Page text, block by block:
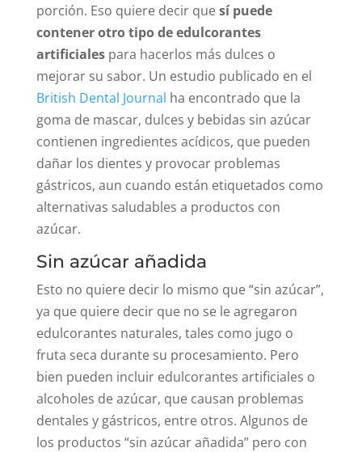
porción. Eso quiere decir quesí puede
contener otro tipo de edulcorantes
artificialespara hacerlos más dulces o
mejorar su sabor. Un estudio publicado en el
British Dental Journal ha encontrado que la
goma de mascar, dulces y bebidas sin azúcar
contienen ingredientes acídicos, que pueden
dañar los dientes y provocar problemas
gástricos, aun cuando están etiquetados como
alternativas saludables a productos con
azúcar.
Sin azúcar añadida
Esto no quiere decir lo mismo que “sin azúcar”,
ya que quiere decir que no se le agregaron
edulcorantes naturales, tales como jugo o
fruta seca durante su procesamiento. Pero
bien pueden incluir edulcorantes artificiales o
alcoholes de azúcar, que causan problemas
dentales y gástricos, entre otros. Algunos de
los productos “sin azúcar añadida” pero con